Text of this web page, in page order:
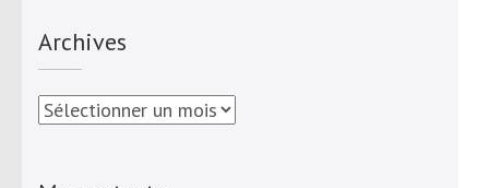
Archives
Archives